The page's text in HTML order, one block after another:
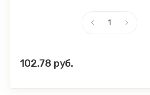
102.78 руб.